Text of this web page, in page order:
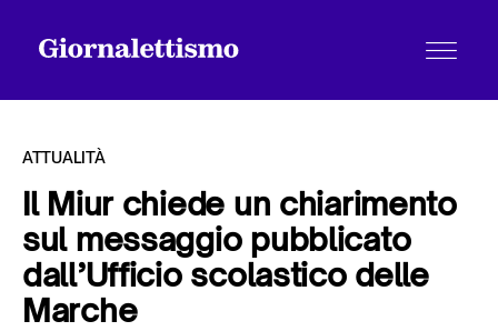
Tutti gli articoli
ATTUALITÀ
Il Miur chiede un chiarimento
sul messaggio pubblicato
dall’Ufficio scolastico delle
Marche